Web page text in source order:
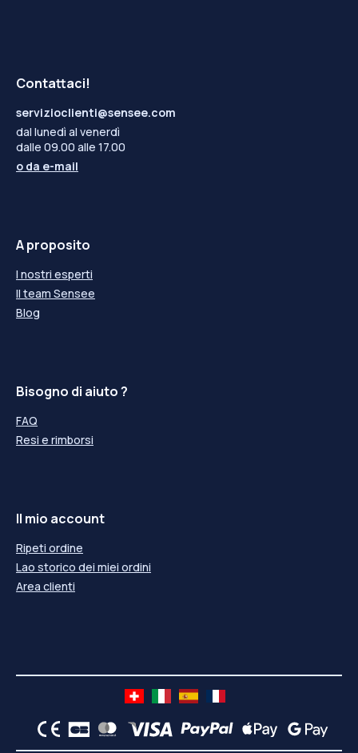
Contattaci!
servizioclienti@sensee.com
dal lunedì al venerdì
dalle 09.00 alle 17.00
o da e-mail
A proposito
I nostri esperti
Il team Sensee
Blog
Bisogno di aiuto ?
FAQ
Resi e rimborsi
Il mio account
Ripeti ordine
Lao storico dei miei ordini
Area clienti